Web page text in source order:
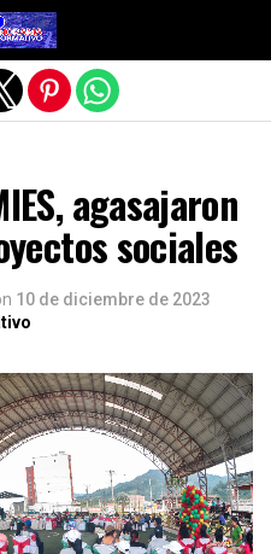
agasajaron
sociales
10 de diciembre de 2023
móvil